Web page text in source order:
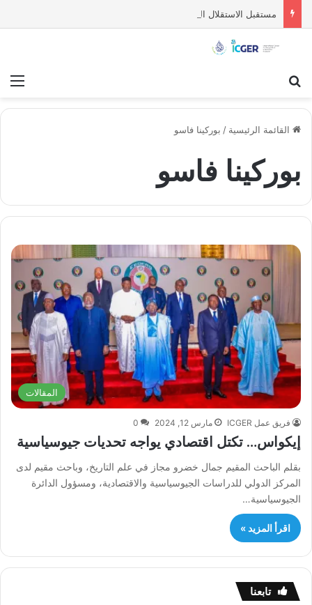
مستقبل الاستقلال السياسي للسويداء : قراءة تحليلية
القائمة الرئيسية / بوركينا فاسو
بوركينا فاسو
المقالات
فريق عمل ICGER مارس 12, 2024 0
إيكواس… تكتل اقتصادي يواجه تحديات جيوسياسية
بقلم الباحث المقيم جمال خضرو مجاز في علم التاريخ، وباحث مقيم لدى
المركز الدولي للدراسات الجيوسياسية والاقتصادية، ومسؤول الدائرة
الجيوسياسية…
اقرأ المزيد »
تابعنا